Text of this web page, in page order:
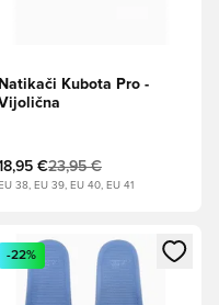
Natikači Kubota Pro -
€23,95 €
EU 38, EU 39, EU 40, EU 41
članModal za prijavo ali
-22%